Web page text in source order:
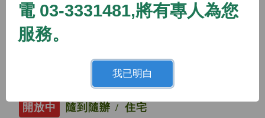
開放中
開放中 隨到隨辦 住宅
電 03-3331481,將有專人為您
服務。
我已明白